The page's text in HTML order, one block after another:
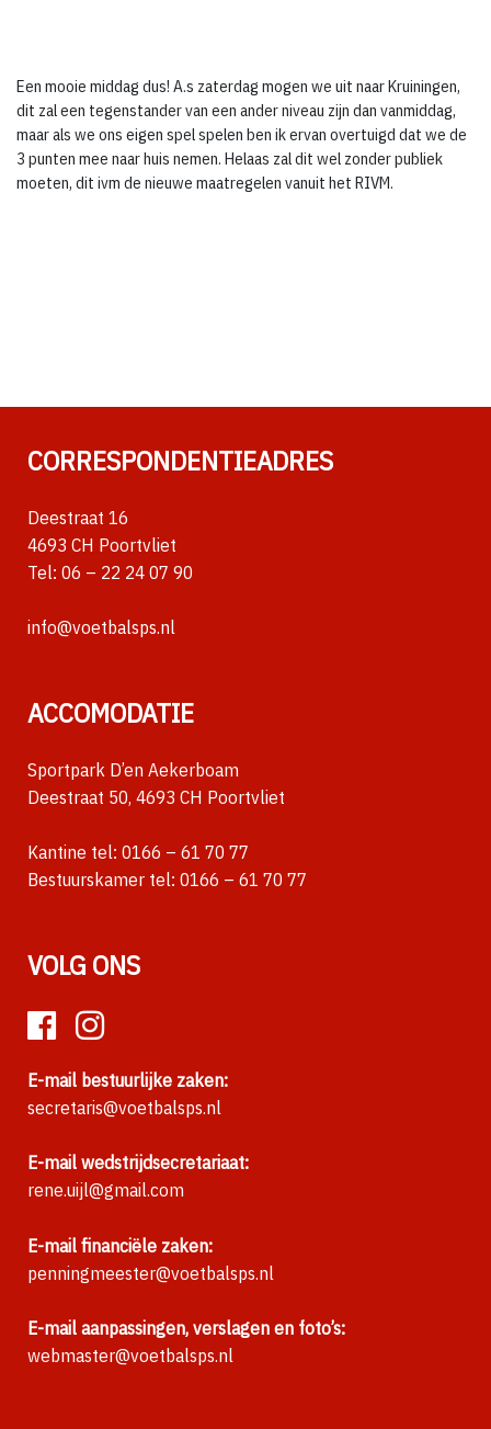
Een mooie middag dus! A.s zaterdag mogen we uit naar Kruiningen,
dit zal een tegenstander van een ander niveau zijn dan vanmiddag,
maar als we ons eigen spel spelen ben ik ervan overtuigd dat we de
3 punten mee naar huis nemen. Helaas zal dit wel zonder publiek
moeten, dit ivm de nieuwe maatregelen vanuit het RIVM.
CORRESPONDENTIEADRES
Deestraat 16
4693 CH Poortvliet
Tel: 06 – 22 24 07 90
info@voetbalsps.nl
ACCOMODATIE
Sportpark D’en Aekerboam
Deestraat 50, 4693 CH Poortvliet
Kantine tel: 0166 – 61 70 77
Bestuurskamer tel: 0166 – 61 70 77
VOLG ONS
E-mail bestuurlijke zaken:
secretaris@voetbalsps.nl
E-mail wedstrijdsecretariaat:
rene.uijl@gmail.com
E-mail financiële zaken:
penningmeester@voetbalsps.nl
E-mail aanpassingen, verslagen en foto’s:
webmaster@voetbalsps.nl